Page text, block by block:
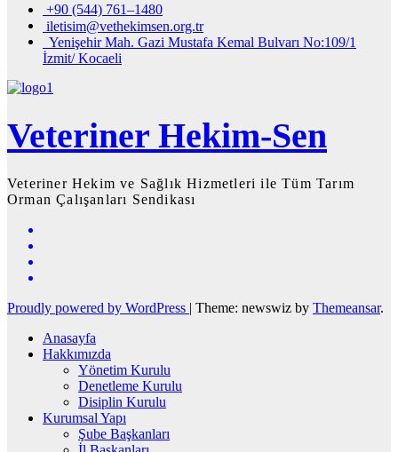
+90 (544) 761–1480
iletisim@vethekimsen.org.tr
Yenişehir Mah. Gazi Mustafa Kemal Bulvarı No:109/1
İzmit/ Kocaeli
Veteriner Hekim-Sen
Veteriner Hekim ve Sağlık Hizmetleri ile Tüm Tarım
Orman Çalışanları Sendikası
Proudly powered by WordPress | Theme: newswiz by Themeansar.
Anasayfa
Hakkımızda
Yönetim Kurulu
Denetleme Kurulu
Disiplin Kurulu
Kurumsal Yapı
Şube Başkanları